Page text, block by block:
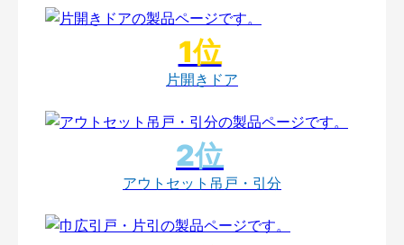
片開きドア
アウトセット吊戸・引分